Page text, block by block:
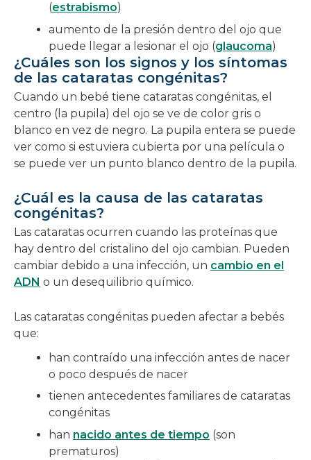
(estrabismo)
aumento de la presión dentro del ojo que
puede llegar a lesionar el ojo (glaucoma)
¿Cuáles son los signos y los síntomas
de las cataratas congénitas?
Cuando un bebé tiene cataratas congénitas, el
centro (la pupila) del ojo se ve de color gris o
blanco en vez de negro. La pupila entera se puede
ver como si estuviera cubierta por una película o
se puede ver un punto blanco dentro de la pupila.
¿Cuál es la causa de las cataratas
congénitas?
Las cataratas ocurren cuando las proteínas que
hay dentro del cristalino del ojo cambian. Pueden
cambiar debido a una infección, un cambio en el
ADN o un desequilibrio químico.
Las cataratas congénitas pueden afectar a bebés
que:
han contraído una infección antes de nacer
o poco después de nacer
tienen antecedentes familiares de cataratas
congénitas
han nacido antes de tiempo (son
prematuros)